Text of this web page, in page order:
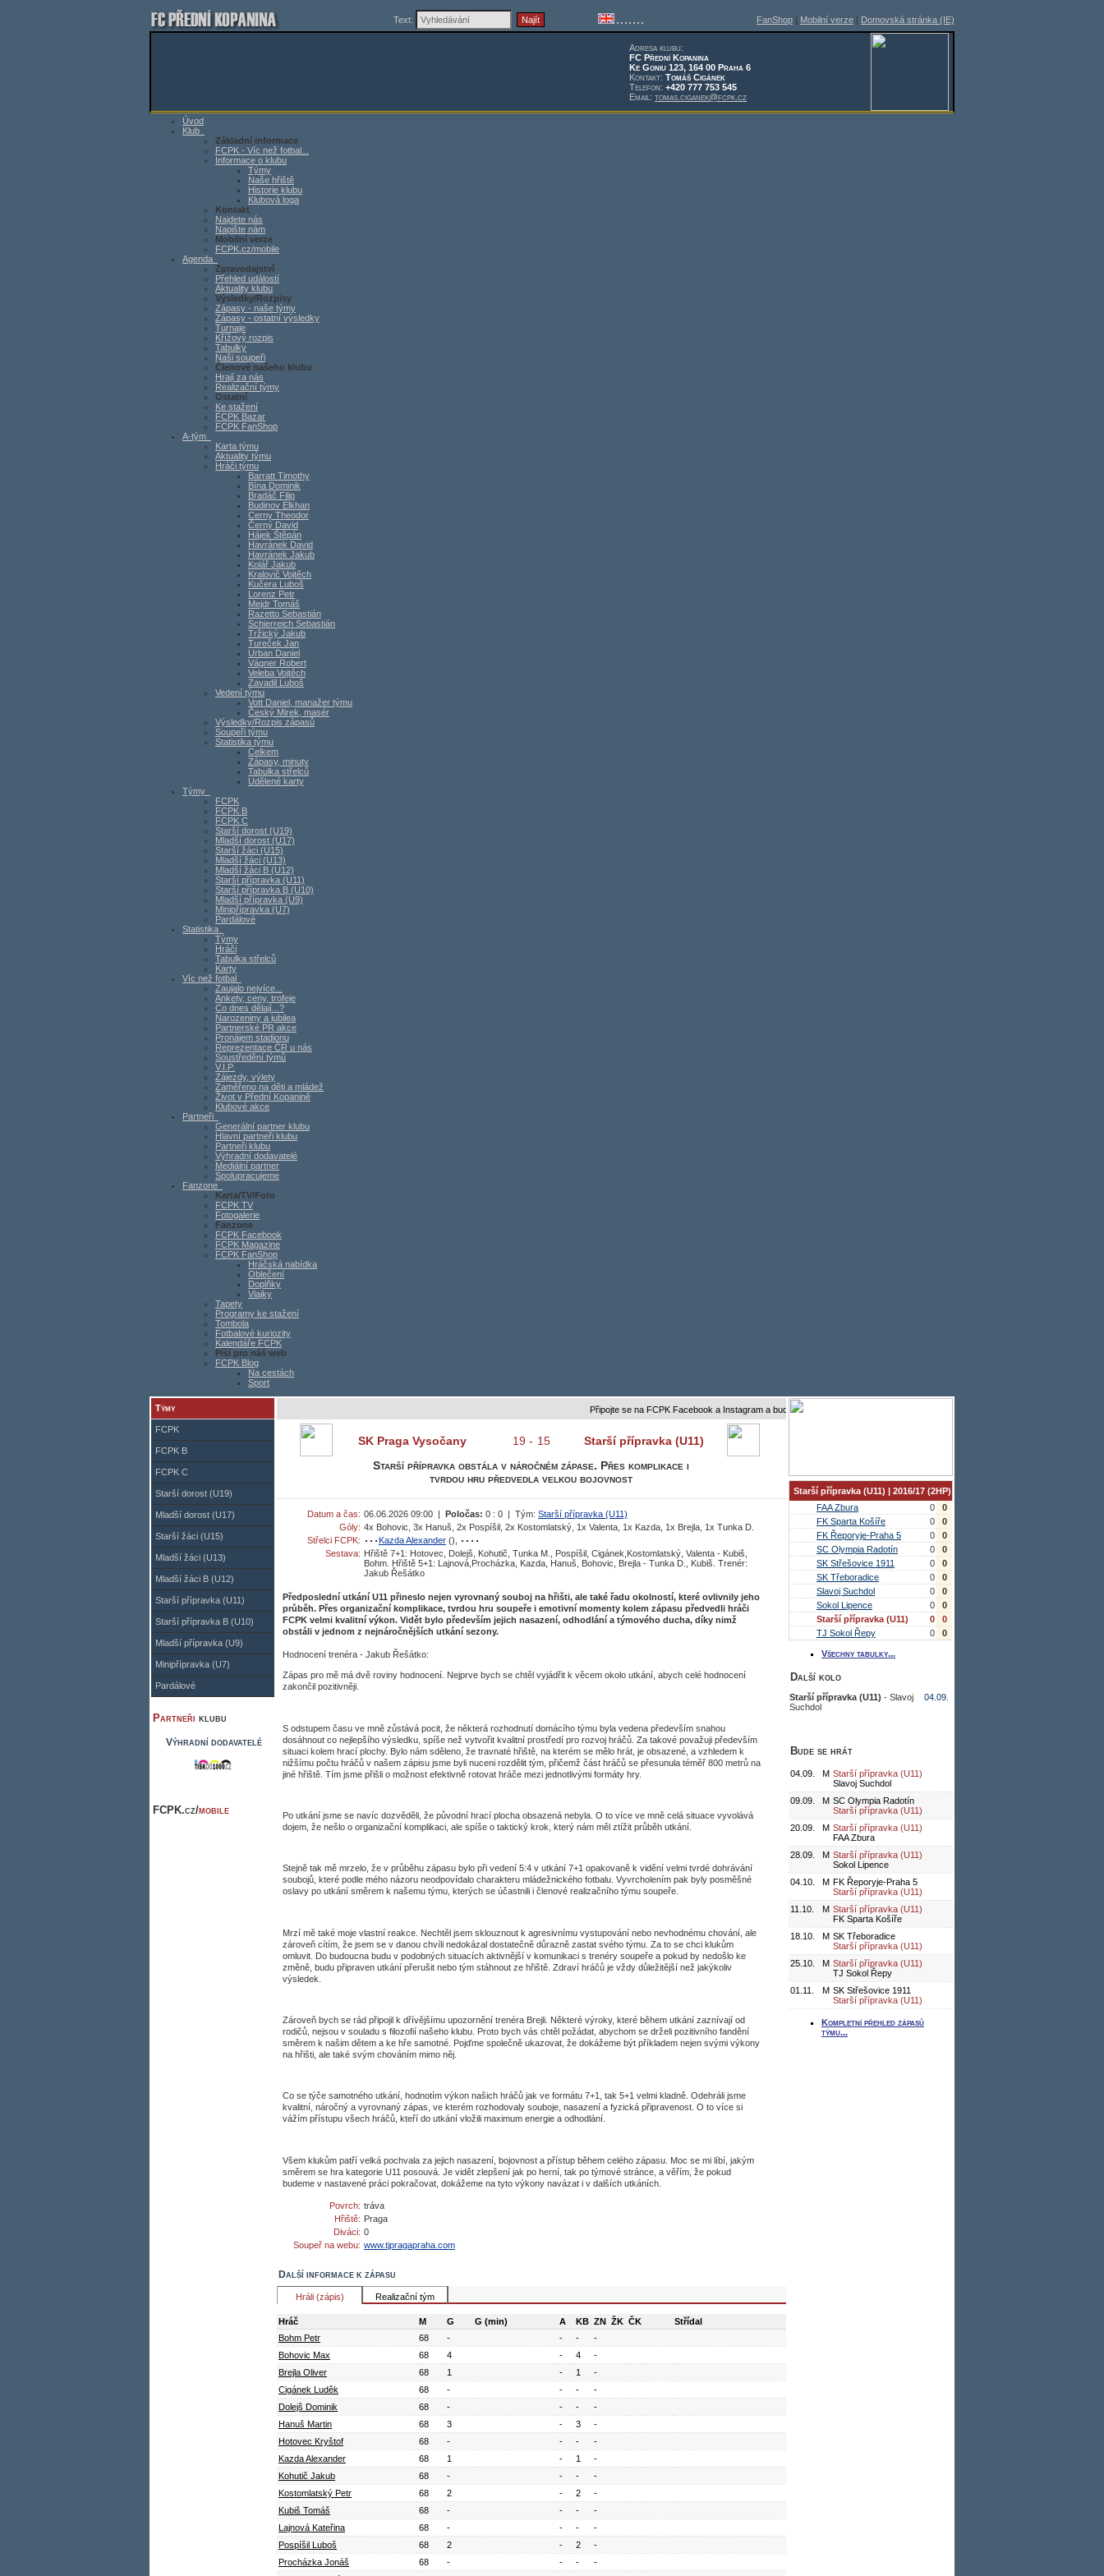
Text: FanShop | Mobilní verze | Domovská stránka (IE)
Adresa klubu:
FC Přední Kopanina
Ke Goniu 123, 164 00 Praha 6
Kontakt: Tomáš Cigánek
Telefon: +420 777 753 545
Email: tomas.ciganek@fcpk.cz
Úvod
Klub
Základní informace
FCPK - Víc než fotbal...
Informace o klubu
Týmy
Naše hřiště
Historie klubu
Klubová loga
Kontakt
Najdete nás
Napište nám
Mobilní verze
FCPK.cz/mobile
Agenda
Zpravodajství
Přehled událostí
Aktuality klubu
Výsledky/Rozpisy
Zápasy - naše týmy
Zápasy - ostatní výsledky
Turnaje
Křížový rozpis
Tabulky
Naši soupeři
Členové našeho klubu
Hrají za nás
Realizační týmy
Ostatní
Ke stažení
FCPK Bazar
FCPK FanShop
A-tým
Karta týmu
Aktuality týmu
Hráči týmu
Barratt Timothy
Bína Dominik
Bradáč Filip
Budinov Elkhan
Cerny Theodor
Černý David
Hájek Štěpán
Havránek David
Havránek Jakub
Kolář Jakub
Kralovič Vojtěch
Kučera Luboš
Lorenz Petr
Mejdr Tomáš
Razetto Sebastián
Schierreich Sebastián
Tržický Jakub
Tureček Jan
Urban Daniel
Vágner Robert
Veleba Vojtěch
Zavadil Luboš
Vedení týmu
Vott Daniel, manažer týmu
Český Mirek, masér
Výsledky/Rozpis zápasů
Soupeři týmu
Statistika týmu
Celkem
Zápasy, minuty
Tabulka střelců
Udělené karty
Týmy
FCPK
FCPK B
FCPK C
Starší dorost (U19)
Mladší dorost (U17)
Starší žáci (U15)
Mladší žáci (U13)
Mladší žáci B (U12)
Starší přípravka (U11)
Starší přípravka B (U10)
Mladší přípravka (U9)
Minipřípravka (U7)
Pardálové
Statistika
Týmy
Hráči
Tabulka střelců
Karty
Víc než fotbal
Zaujalo nejvíce...
Ankety, ceny, trofeje
Co dnes dělají...?
Narozeniny a jubilea
Partnerské PR akce
Pronájem stadionu
Reprezentace ČR u nás
Soustředění týmů
V.I.P.
Zájezdy, výlety
Zaměřeno na děti a mládež
Život v Přední Kopanině
Klubové akce
Partneři
Generální partner klubu
Hlavní partneři klubu
Partneři klubu
Výhradní dodavatelé
Mediální partner
Spolupracujeme
Fanzone
Karta/TV/Foto
FCPK TV
Fotogalerie
Fanzone
FCPK Facebook
FCPK Magazine
FCPK FanShop
Hráčská nabídka
Oblečení
Doplňky
Vlajky
Tapety
Programy ke stažení
Tombola
Fotbalové kuriozity
Kalendáře FCPK
Píší pro náš web
FCPK Blog
Na cestách
Sport
Týmy
FCPK
FCPK B
FCPK C
Starší dorost (U19)
Mladší dorost (U17)
Starší žáci (U15)
Mladší žáci (U13)
Mladší žáci B (U12)
Starší přípravka (U11)
Starší přípravka B (U10)
Mladší přípravka (U9)
Minipřípravka (U7)
Pardálové
Partneři klubu
Výhradní dodavatelé
FCPK.cz/mobile
Připojte se na FCPK Facebook a Instagram a buďte s námi online...
SK Praga Vysočany 19 - 15
Starší přípravka (U11)
Starší přípravka obstála v náročném zápase. Přes komplikace i
tvrdou hru předvedla velkou bojovnost
Datum a čas: 06.06.2026 09:00 | Poločas: 0 : 0 | Tým: Starší přípravka (U11)
Góly: 4x Bohovic, 3x Hanuš, 2x Pospíšil, 2x Kostomlatský, 1x Valenta, 1x Kazda, 1x Brejla, 1x Tunka D.
Střelci FCPK:
Kazda Alexander (),
Sestava: Hřiště 7+1: Hotovec, Dolejš, Kohutič, Tunka M., Pospíšil, Cigánek,Kostomlatský, Valenta - Kubiš,
Bohm. Hřiště 5+1: Lajnová,Procházka, Kazda, Hanuš, Bohovic, Brejla - Tunka D., Kubiš. Trenér:
Jakub Řešátko
Předposlední utkání U11 přineslo nejen vyrovnaný souboj na hřišti, ale také řadu okolností, které ovlivnily jeho
průběh. Přes organizační komplikace, tvrdou hru soupeře i emotivní momenty kolem zápasu předvedli hráči
FCPK velmi kvalitní výkon. Vidět bylo především jejich nasazení, odhodlání a týmového ducha, díky nimž
obstáli v jednom z nejnáročnějších utkání sezony.
Hodnocení trenéra - Jakub Řešátko:
Zápas pro mě má dvě roviny hodnocení. Nejprve bych se chtěl vyjádřit k věcem okolo utkání, abych celé hodnocení
zakončil pozitivněji.
S odstupem času ve mně zůstává pocit, že některá rozhodnutí domácího týmu byla vedena především snahou
dosáhnout co nejlepšího výsledku, spíše než vytvořit kvalitní prostředí pro rozvoj hráčů. Za takové považuji především
situaci kolem hrací plochy. Bylo nám sděleno, že travnaté hřiště, na kterém se mělo hrát, je obsazené, a vzhledem k
nižšímu počtu hráčů v našem zápisu jsme byli nuceni rozdělit tým, přičemž část hráčů se přesunula téměř 800 metrů na
jiné hřiště. Tím jsme přišli o možnost efektivně rotovat hráče mezi jednotlivými formáty hry.
Po utkání jsme se navíc dozvěděli, že původní hrací plocha obsazená nebyla. O to více ve mně celá situace vyvolává
dojem, že nešlo o organizační komplikaci, ale spíše o taktický krok, který nám měl ztížit průběh utkání.
Stejně tak mě mrzelo, že v průběhu zápasu bylo při vedení 5:4 v utkání 7+1 opakovaně k vidění velmi tvrdé dohrávání
soubojů, které podle mého názoru neodpovídalo charakteru mládežnického fotbalu. Vyvrcholením pak byly posměšné
oslavy po utkání směrem k našemu týmu, kterých se účastnili i členové realizačního týmu soupeře.
Mrzí mě také moje vlastní reakce. Nechtěl jsem sklouznout k agresivnímu vystupování nebo nevhodnému chování, ale
zároveň cítím, že jsem se v danou chvíli nedokázal dostatečně důrazně zastat svého týmu. Za to se chci klukům
omluvit. Do budoucna budu v podobných situacích aktivnější v komunikaci s trenéry soupeře a pokud by nedošlo ke
změně, budu připraven utkání přerušit nebo tým stáhnout ze hřiště. Zdraví hráčů je vždy důležitější než jakýkoliv
výsledek.
Zároveň bych se rád připojil k dřívějšímu upozornění trenéra Brejli. Některé výroky, které během utkání zaznívají od
rodičů, nejsou v souladu s filozofií našeho klubu. Proto bych vás chtěl požádat, abychom se drželi pozitivního fandění
směrem k našim dětem a ke hře samotné. Pojďme společně ukazovat, že dokážeme být příkladem nejen svými výkony
na hřišti, ale také svým chováním mimo něj.
Co se týče samotného utkání, hodnotím výkon našich hráčů jak ve formátu 7+1, tak 5+1 velmi kladně. Odehráli jsme
kvalitní, náročný a vyrovnaný zápas, ve kterém rozhodovaly souboje, nasazení a fyzická připravenost. O to více si
vážím přístupu všech hráčů, kteří do utkání vložili maximum energie a odhodlání.
Všem klukům patří velká pochvala za jejich nasazení, bojovnost a přístup během celého zápasu. Moc se mi líbí, jakým
směrem se hra kategorie U11 posouvá. Je vidět zlepšení jak po herní, tak po týmové stránce, a věřím, že pokud
budeme v nastavené práci pokračovat, dokážeme na tyto výkony navázat i v dalších utkáních.
Povrch: tráva
Hřiště: Praga
Diváci: 0
Soupeř na webu: www.tjpragapraha.com
Další informace k zápasu
Hráli (zápis) Realizační tým
Hráč M G G (min) A KB ZN ŽK ČK
Střídal
Bohm Petr
68 - - -
-
Bohovic Max
68 4 - 4
-
Brejla Oliver
68 1 - 1
-
Cigánek Luděk
68 - - -
-
Dolejš Dominik
68 - - -
-
Hanuš Martin
68 3 - 3
-
Hotovec Kryštof
68 - - -
-
Kazda Alexander
68 1 - 1
-
Kohutič Jakub
68 - - -
-
Kostomlatský Petr
68 2 - 2
-
Kubiš Tomáš
68 - - -
-
Lajnová Kateřina
68 - - -
-
Pospíšil Luboš
68 2 - 2
-
Procházka Jonáš
68 - - -
-
Starší přípravka (U11) | 2016/17 (2HP)
FAA Zbura
0
0
FK Sparta Košíře
0
0
FK Řeporyje-Praha 5
0
0
SC Olympia Radotín
0
0
SK Střešovice 1911
0
0
SK Třeboradice
0
0
Slavoj Suchdol
0
0
Sokol Lipence
0
0
Starší přípravka (U11)
0
0
TJ Sokol Řepy
0 0
Všechny tabulky...
Další kolo
Starší přípravka (U11) - Slavoj
Suchdol
04.09.
Bude se hrát
04.09. M Starší přípravka (U11)
Slavoj Suchdol
09.09.
M SC Olympia Radotín
Starší přípravka (U11)
20.09.
M Starší přípravka (U11)
FAA Zbura
28.09.
M Starší přípravka (U11)
Sokol Lipence
04.10.
M FK Řeporyje-Praha 5
Starší přípravka (U11)
11.10.
M Starší přípravka (U11)
FK Sparta Košíře
18.10.
M SK Třeboradice
Starší přípravka (U11)
25.10.
M Starší přípravka (U11)
TJ Sokol Řepy
01.11.
M SK Střešovice 1911
Starší přípravka (U11)
Kompletní přehled zápasů
týmu...